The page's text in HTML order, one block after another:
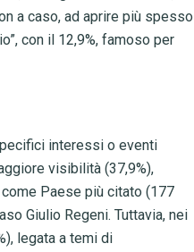
a caso, ad aprire più spesso
con il 12,9%, famoso per
interessi o eventi
visibilità (37,9%),
Paese più citato (177
Giulio Regeni. Tuttavia, nei
legata a temi di